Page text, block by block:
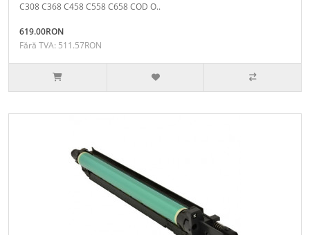
C308 C368 C458 C558 C658 COD O..
619.00RON
Fără TVA: 511.57RON